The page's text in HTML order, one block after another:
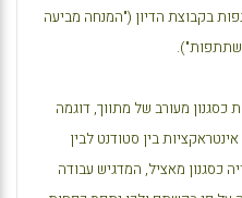
בקבוצת הדיון ("המנחה מביעה
כסגנון מעורב של מתווך, דוגמה
בין סטודנט לבין
כסגנון מאציל, המדגיש עבודה